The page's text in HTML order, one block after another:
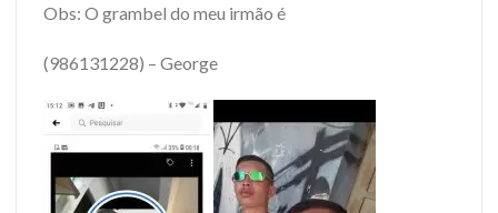
Obs: O grambel do meu irmão é
(986131228) – George